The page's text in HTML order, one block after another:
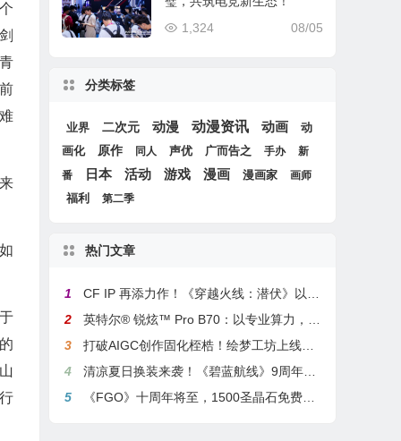
08/05
1,324
分类标签
业界 二次元 动漫 动漫资讯 动画
动
画化
原作 同人 声优 广而告之 手办
新
番
日本 活动 游戏 漫画 漫画家 画师
福利 第二季
热门文章
1
CF IP 再添力作！《穿越火线：潜伏》以3A叙事重塑战术潜行玩法
2
英特尔® 锐炫™ Pro B70：以专业算力，解锁本地化AI部署与生产力新基准
3
打破AIGC创作固化桎梏！绘梦工坊上线绘梦画布dreamo赋能全场景自由创作
4
清凉夏日换装来袭！《碧蓝航线》9周年庆典活动第二弹今日正式上线
5
《FGO》十周年将至，1500圣晶石免费福利，新老玩家均可解锁